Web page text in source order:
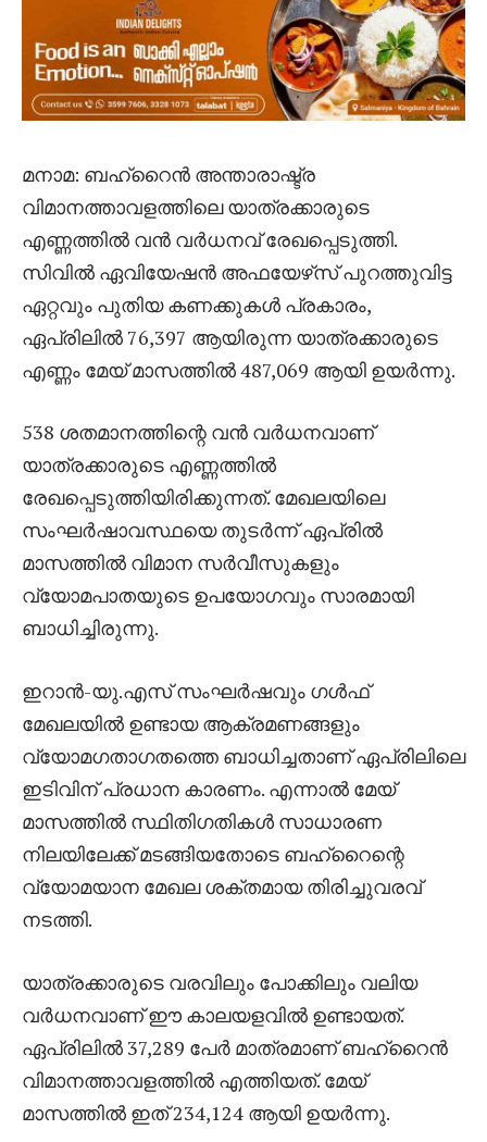
മനാമ: ബഹ്‌റൈൻ അന്താരാഷ്ട്ര
വിമാനത്താവളത്തിലെ യാത്രക്കാരുടെ
എണ്ണത്തിൽ വൻ വർധനവ് രേഖപ്പെടുത്തി.
സിവിൽ ഏവിയേഷൻ അഫയേഴ്‌സ് പുറത്തുവിട്ട
ഏറ്റവും പുതിയ കണക്കുകൾ പ്രകാരം,
ഏപ്രിലിൽ 76,397 ആയിരുന്ന യാത്രക്കാരുടെ
എണ്ണം മേയ് മാസത്തിൽ 487,069 ആയി ഉയർന്നു.
538 ശതമാനത്തിന്റെ വൻ വർധനവാണ്
യാത്രക്കാരുടെ എണ്ണത്തിൽ
രേഖപ്പെടുത്തിയിരിക്കുന്നത്. മേഖലയിലെ
സംഘർഷാവസ്ഥയെ തുടർന്ന് ഏപ്രിൽ
മാസത്തിൽ വിമാന സർവീസുകളും
വ്യോമപാതയുടെ ഉപയോഗവും സാരമായി
ബാധിച്ചിരുന്നു.
ഇറാൻ-യു.എസ് സംഘർഷവും ഗൾഫ്
മേഖലയിൽ ഉണ്ടായ ആക്രമണങ്ങളും
വ്യോമഗതാഗതത്തെ ബാധിച്ചതാണ് ഏപ്രിലിലെ
ഇടിവിന് പ്രധാന കാരണം. എന്നാൽ മേയ്
മാസത്തിൽ സ്ഥിതിഗതികൾ സാധാരണ
നിലയിലേക്ക് മടങ്ങിയതോടെ ബഹ്‌റൈന്റെ
വ്യോമയാന മേഖല ശക്തമായ തിരിച്ചുവരവ്
നടത്തി.
യാത്രക്കാരുടെ വരവിലും പോക്കിലും വലിയ
വർധനവാണ് ഈ കാലയളവിൽ ഉണ്ടായത്.
ഏപ്രിലിൽ 37,289 പേർ മാത്രമാണ് ബഹ്‌റൈൻ
വിമാനത്താവളത്തിൽ എത്തിയത്. മേയ്
മാസത്തിൽ ഇത് 234,124 ആയി ഉയർന്നു.